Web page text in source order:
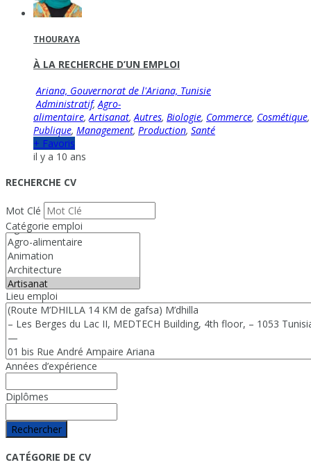
THOURAYA
À LA RECHERCHE D’UN EMPLOI
Ariana, Gouvernorat de l'Ariana, Tunisie
Administratif, Agro-
alimentaire, Artisanat, Autres, Biologie, Commerce, Cosmétique
Publique, Management, Production, Santé
+ Favoris
il y a 10 ans
RECHERCHE CV
Mot Clé
Catégorie emploi
Lieu emploi
Années d’expérience
Diplômes
Rechercher
CATÉGORIE DE CV